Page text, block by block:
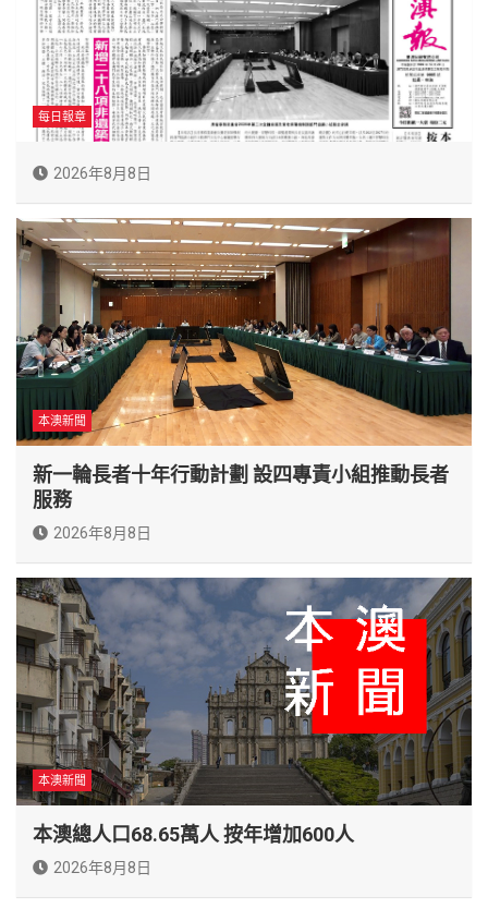
每日報章
2026年8月8日
本澳新聞
新一輪長者十年行動計劃 設四專責小組推動長者
服務
2026年8月8日
本澳新聞
本澳總人口68.65萬人 按年增加600人
2026年8月8日